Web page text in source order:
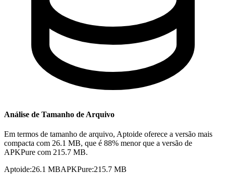
Análise de Tamanho de Arquivo
Em termos de tamanho de arquivo, Aptoide oferece a versão mais
compacta com 26.1 MB, que é 88% menor que a versão de
APKPure com 215.7 MB.
Aptoide:26.1 MBAPKPure:215.7 MB